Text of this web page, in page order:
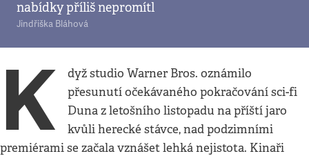
nabídky příliš nepromítl
Jindřiška Bláhová
K
dyž studio Warner Bros. oznámilo
přesunutí očekávaného pokračování sci-fi
Duna z letošního listopadu na příští jaro
kvůli herecké stávce, nad podzimními
premiérami se začala vznášet lehká nejistota. Kinaři